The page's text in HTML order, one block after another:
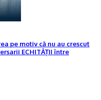
pe motiv că nu au crescut
ECHITĂȚII între